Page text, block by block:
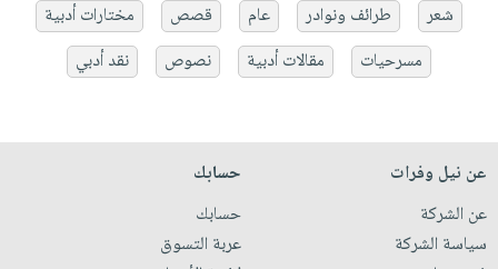
شعر
طرائف ونوادر عام قصص
مختارات أدبية
مسرحيات
مقالات أدبية نصوص نقد أدبي
عن نيل وفرات
عن الشركة
سياسة الشركة
حسابك
حسابك
عربة التسوق